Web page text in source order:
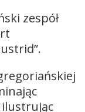
zespół